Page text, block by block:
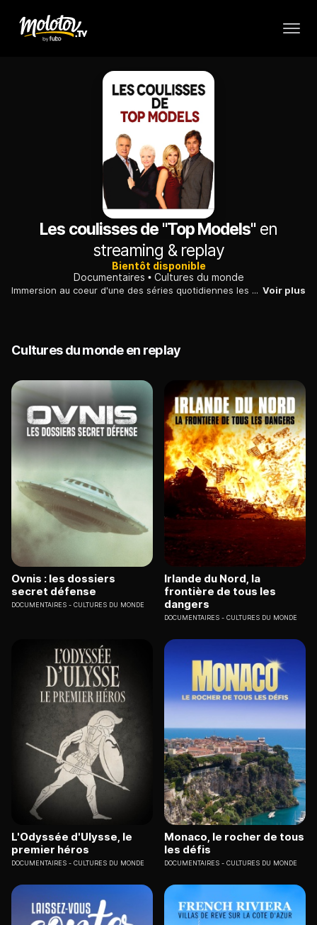
Les coulisses de "Top Models"en
streaming & replay
Bientôt disponible
Documentaires
Cultures du monde
Immersion au coeur d'une des séries quotidiennes les plus populaires au monde au travers des coulisses du tournage d'épisodes dans la Principauté de Monaco. Voir plus
Cultures du monde en replay
Ovnis : les dossiers
secret défense
DOCUMENTAIRES CULTURES DU MONDE
Irlande du Nord, la
frontière de tous les
dangers
DOCUMENTAIRES CULTURES DU MONDE
L'Odyssée d'Ulysse, le
premier héros
DOCUMENTAIRES CULTURES DU MONDE
Monaco, le rocher de tous
les défis
DOCUMENTAIRES CULTURES DU MONDE